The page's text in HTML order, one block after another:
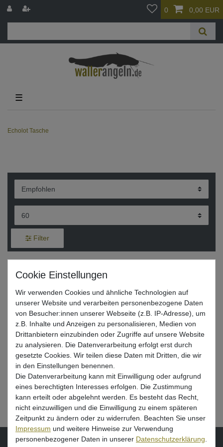
0 0,00 EUR
☰
Echolot Tasche
Filter
Monkey Lures Screw Head -
ab 7,95 € *
Artikel anzeigen
Echolot Tasche – Zubehör zum
Wallerangeln vom Boot mit Echolot
VORNAME NACHNAME
Wir verwenden Cookies und ähnliche Technologien auf
unserer Website und verarbeiten personenbezogene Daten
von Besucher:innen unserer Webseite (z.B. IP-Adresse), um
z.B. Inhalte und Anzeigen zu personalisieren, Medien von
Drittanbietern einzubinden oder Zugriffe auf unsere Website
zu analysieren. Die Datenverarbeitung erfolgt erst durch
gesetzte Cookies. Wir teilen diese Daten mit Dritten, die wir
in den Einstellungen benennen.
Die Datenverarbeitung kann mit Einwilligung oder aufgrund
eines berechtigten Interesses erfolgen. Die Zustimmung
kann erteilt oder abgelehnt werden. Es besteht das Recht,
nicht einzuwilligen und die Einwilligung zu einem späteren
Zeitpunkt zu ändern oder zu widerrufen. Beachten Sie unser
Impressum und weitere Hinweise zur Verwendung
personenbezogener Daten in unserer Daten­schutz­erklärung.